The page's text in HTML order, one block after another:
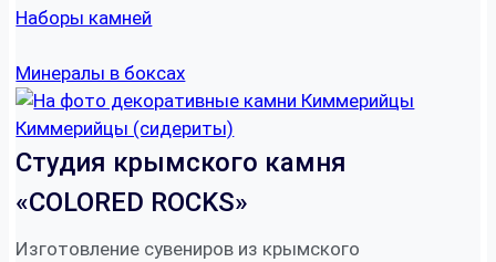
Наборы камней
Минералы в боксах
Киммерийцы (сидериты)
Студия крымского камня
«COLORED ROCKS»
Изготовление сувениров из крымского